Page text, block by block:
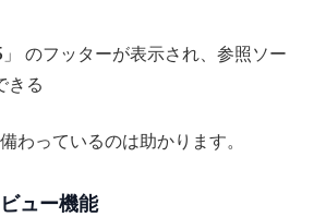
のフッターが表示され、参照ソー
きる
わっているのは助かります。
ュー機能